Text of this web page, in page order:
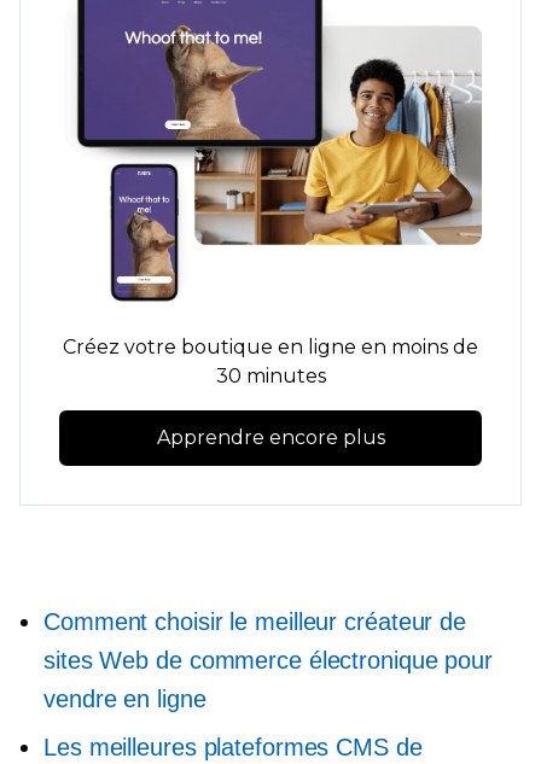
Créez votre boutique en ligne en moins de
30 minutes
Apprendre encore plus
Comment choisir le meilleur créateur de
sites Web de commerce électronique pour
vendre en ligne
Les meilleures plateformes CMS de